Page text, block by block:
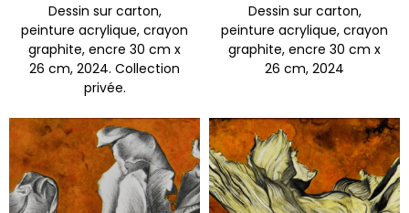
Dessin sur carton,
peinture acrylique, crayon
graphite, encre 30 cm x
26 cm, 2024. Collection
privée.
Dessin sur carton,
peinture acrylique, crayon
graphite, encre 30 cm x
26 cm, 2024